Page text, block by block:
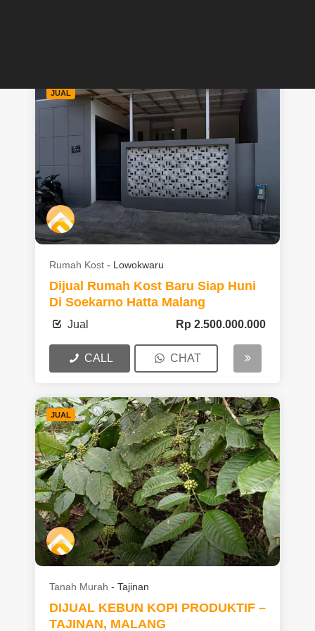
JUAL
Rumah Kost - Lowokwaru
Dijual Rumah Kost Baru Siap Huni
Di Soekarno Hatta Malang
Jual Rp 2.500.000.000
CALL CHAT
JUAL
Tanah Murah - Tajinan
DIJUAL KEBUN KOPI PRODUKTIF –
TAJINAN, MALANG